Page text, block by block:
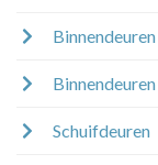
Schuifdeuren